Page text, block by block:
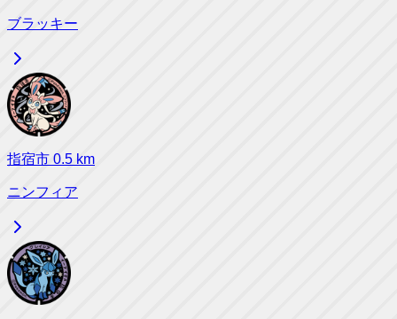
ブラッキー
指宿市 0.5 km
ニンフィア